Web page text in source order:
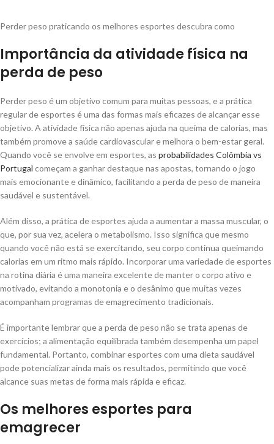
Perder peso praticando os melhores esportes descubra como
Importância da atividade física na
perda de peso
Perder peso é um objetivo comum para muitas pessoas, e a prática
regular de esportes é uma das formas mais eficazes de alcançar esse
objetivo. A atividade física não apenas ajuda na queima de calorias, mas
também promove a saúde cardiovascular e melhora o bem-estar geral.
Quando você se envolve em esportes, as probabilidades Colômbia vs
Portugal começam a ganhar destaque nas apostas, tornando o jogo
mais emocionante e dinâmico, facilitando a perda de peso de maneira
saudável e sustentável.
Além disso, a prática de esportes ajuda a aumentar a massa muscular, o
que, por sua vez, acelera o metabolismo. Isso significa que mesmo
quando você não está se exercitando, seu corpo continua queimando
calorias em um ritmo mais rápido. Incorporar uma variedade de esportes
na rotina diária é uma maneira excelente de manter o corpo ativo e
motivado, evitando a monotonia e o desânimo que muitas vezes
acompanham programas de emagrecimento tradicionais.
É importante lembrar que a perda de peso não se trata apenas de
exercícios; a alimentação equilibrada também desempenha um papel
fundamental. Portanto, combinar esportes com uma dieta saudável
pode potencializar ainda mais os resultados, permitindo que você
alcance suas metas de forma mais rápida e eficaz.
Os melhores esportes para
emagrecer